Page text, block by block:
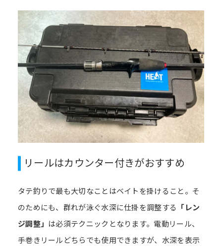
リールはカウンター付きがおすすめ
タテ釣りで最も大切なことはベイトを掛けること。そ
のためにも、群れが泳ぐ水深に仕掛を調整する 「レン
ジ調整」 は必須テクニックとなります。電動リール、
手巻きリールどちらでも使用できますが、水深を表示